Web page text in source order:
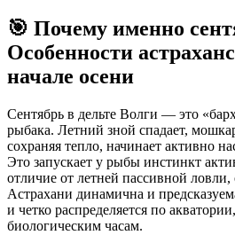
🎯 Почему именно
Особенности
начале осени
Сентябрь в дельте Волги — это
рыбака. Летний зной спадает,
сохраняя тепло, начинает активно
Это запускает у рыбы инстинкт
отличие от летней пассивной ловли,
Астрахани динамична и
и четко распределяется по
биологическим часам.